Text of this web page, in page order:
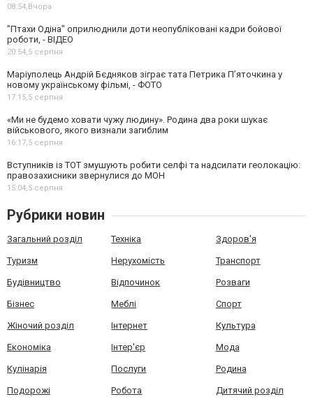
08:54,Вчора
"Птахи Одіна" оприлюднили доти неопубліковані кадри бойової
роботи, - ВІДЕО
20:54,5 серпня
Маріуполець Андрій Бєдняков зіграє тата Петрика П’яточкина у
новому українському фільмі, - ФОТО
17:15,5 серпня
«Ми не будемо ховати чужу людину». Родина два роки шукає
військового, якого визнали загиблим
16:17,5 серпня
Вступників із ТОТ змушують робити селфі та надсилати геолокацію:
правозахисники звернулися до МОН
15:04,5 серпня
Рубрики новин
Загальний розділ Техніка Здоров'я
Туризм Нерухомість Транспорт
Будівництво Відпочинок Розваги
Бізнес Меблі Спорт
Жіночий розділ Інтернет Культура
Економіка Інтер'єр Мода
Кулінарія Послуги Родина
Подорожі Робота Дитячий розділ